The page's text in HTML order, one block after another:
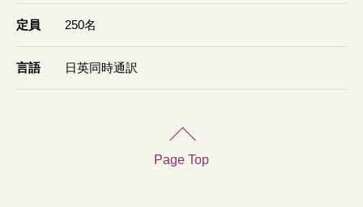
定員 250名
言語 日英同時通訳
Page Top